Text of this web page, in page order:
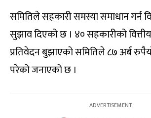
समितिले सहकारी समस्या समाधान गर्न
सुझाव दिएको छ । ४० सहकारीको
प्रतिवेदन बुझाएको समितिले ८७ अर्ब
परेको जनाएको छ ।